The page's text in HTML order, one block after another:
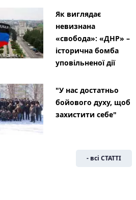
Як виглядає
невизнана
«свобода»: «ДНР» –
історична бомба
уповільненої дії
"У нас достатньо
бойового духу, щоб
захистити себе"
- всі СТАТТІ